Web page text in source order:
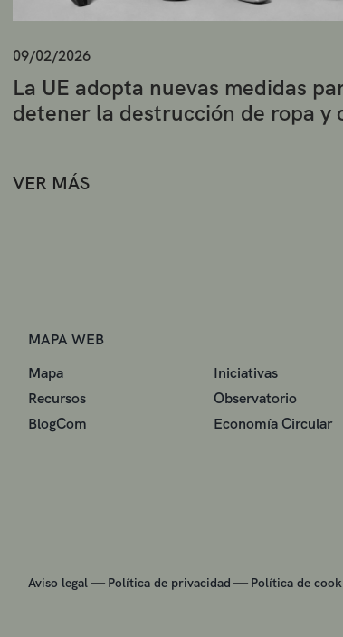
09/02/2026
La UE adopta nuevas medidas
detener la destrucción de ropa y
VER MÁS
MAPA WEB
Mapa
Iniciativas
Recursos
Observatorio
BlogCom
Economía Circular
Aviso legal — Política de privacidad — Política de